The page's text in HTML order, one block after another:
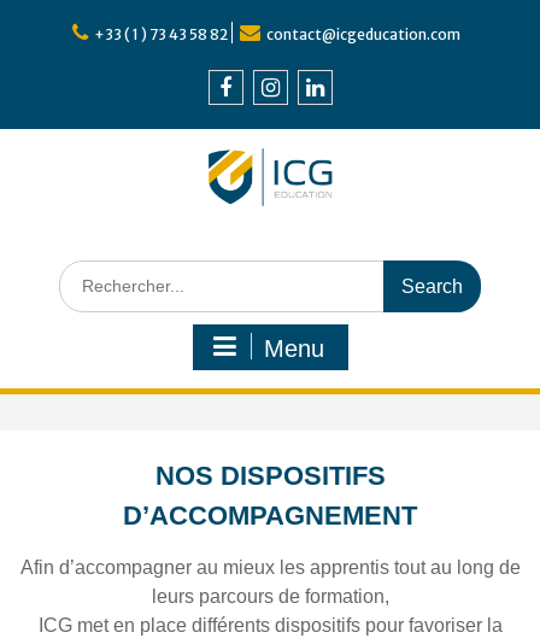
+33 ( 1 ) 73 43 58 82 contact@icgeducation.com
Search
for:
Menu
NOS DISPOSITIFS
D’ACCOMPAGNEMENT
Afin d’accompagner au mieux les apprentis tout au long de
leurs parcours de formation,
ICG met en place différents dispositifs pour favoriser la